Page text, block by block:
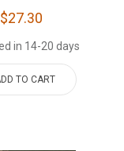
$27.30
in 14-20 days
TO CART